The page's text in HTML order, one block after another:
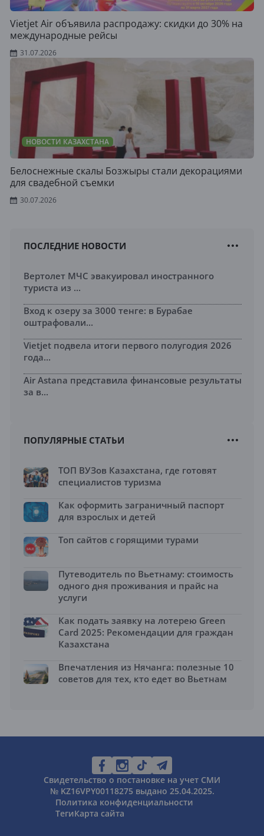
Vietjet Air объявила распродажу: скидки до 30% на
международные рейсы
31.07.2026
НОВОСТИ КАЗАХСТАНА
Белоснежные скалы Бозжыры стали декорациями
для свадебной съемки
30.07.2026
ПОСЛЕДНИЕ НОВОСТИ
Вертолет МЧС эвакуировал иностранного
туриста из ...
Вход к озеру за 3000 тенге: в Бурабае
оштрафовали...
Vietjet подвела итоги первого полугодия 2026
года...
Air Astana представила финансовые результаты
за в...
ПОПУЛЯРНЫЕ СТАТЬИ
ТОП ВУЗов Казахстана, где готовят
специалистов туризма
Как оформить заграничный паспорт
для взрослых и детей
Топ сайтов с горящими турами
Путеводитель по Вьетнаму: стоимость
одного дня проживания и прайс на
услуги
Как подать заявку на лотерею Green
Card 2025: Рекомендации для граждан
Казахстана
Впечатления из Нячанга: полезные 10
советов для тех, кто едет во Вьетнам
Свидетельство о постановке на учет СМИ
№ KZ16VPY00118275 выдано 25.04.2025.
Политика конфиденциальности
ТегиКарта сайта